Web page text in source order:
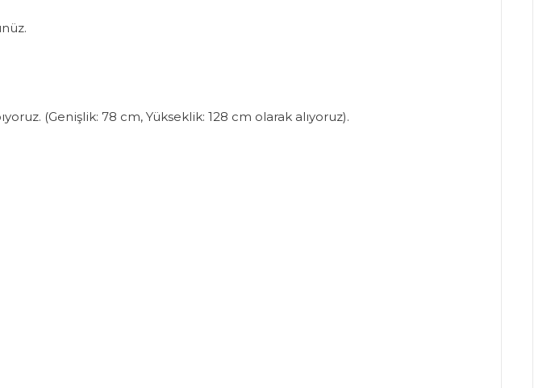
(Genişlik: 78 cm, Yükseklik: 128 cm olarak alıyoruz).